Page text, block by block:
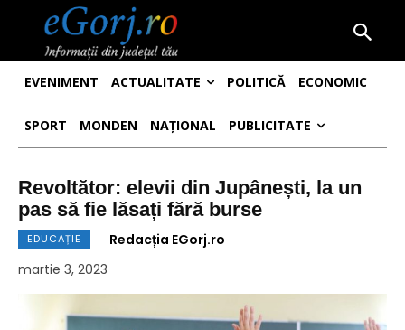
EVENIMENT ACTUALITATE POLITICĂ ECONOMIC
SPORT MONDEN NAȚIONAL PUBLICITATE
Revoltător: elevii din Jupânești, la un
pas să fie lăsați fără burse
EDUCAȚIE
Redacția EGorj.ro
martie 3, 2023